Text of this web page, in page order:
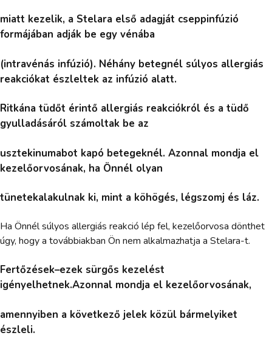
miatt kezelik, a Stelara első adagját cseppinfúzió
formájában adják be egy vénába
(intravénás infúzió). Néhány betegnél súlyos allergiás
reakciókat észleltek az infúzió alatt.
Ritkána tüdőt érintő allergiás reakciókról és a tüdő
gyulladásáról számoltak be az
usztekinumabot kapó betegeknél. Azonnal mondja el
kezelőorvosának, ha Önnél olyan
tünetekalakulnak ki, mint a köhögés, légszomj és láz.
Ha Önnél súlyos allergiás reakció lép fel, kezelőorvosa dönthet
úgy, hogy a továbbiakban Ön nem alkalmazhatja a Stelara-t.
Fertőzések–ezek sürgős kezelést
igényelhetnek.Azonnal mondja el kezelőorvosának,
amennyiben a következő jelek közül bármelyiket
észleli.